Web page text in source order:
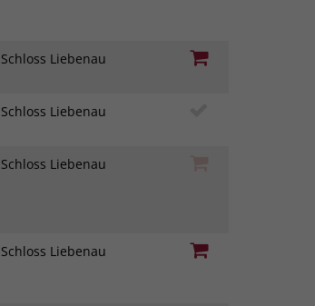
Schloss Liebenau
Schloss Liebenau
Schloss Liebenau
Schloss Liebenau